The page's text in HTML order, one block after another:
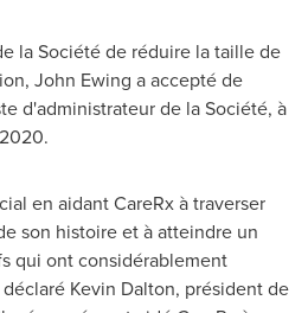
la Société de réduire la taille de
John Ewing a accepté de
d'administrateur de la Société, à
en aidant CareRx à traverser
son histoire et à atteindre un
qui ont considérablement
Kevin Dalton, président de